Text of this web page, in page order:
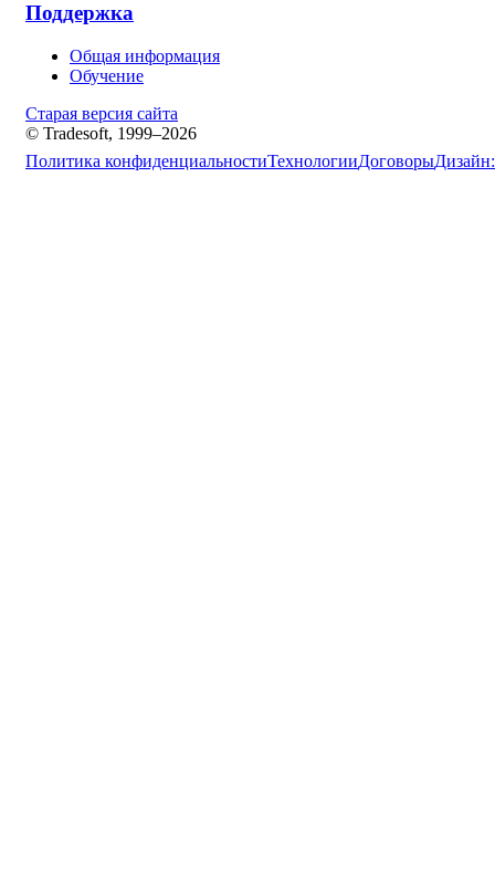
Поддержка
Общая информация
Обучение
Старая версия сайта
© Tradesoft, 1999–2026
Политика конфиденциальностиТехнологииДоговорыДизайн: